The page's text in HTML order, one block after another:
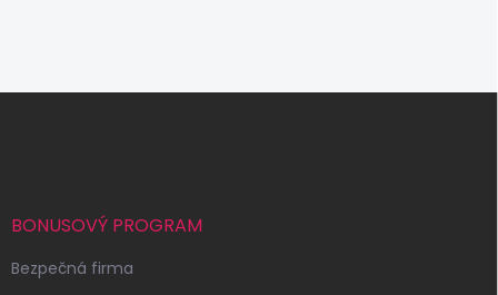
BONUSOVÝ PROGRAM
Bezpečná firma